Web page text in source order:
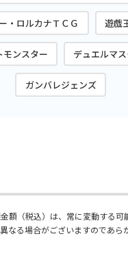
・ロルカナＴＣＧ 遊戯
モンスター デュエルマ
ガンバレジェンズ
額（税込）は、常に変動する可
なる場合がございますのであら